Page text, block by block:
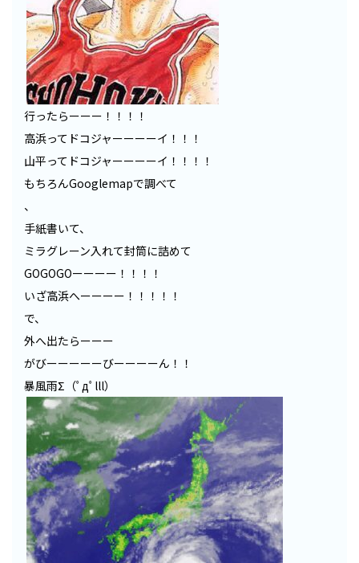
行ったらーーー！！！！
高浜ってドコジャーーーーイ！！！
山平ってドコジャーーーーイ！！！！
もちろんGooglemapで調べて
、
手紙書いて、
ミラグレーン入れて封筒に詰めて
GOGOGOーーーー！！！！
いざ高浜へーーーー！！！！！
で、
外へ出たらーーー
がびーーーーーびーーーーん！！
暴風雨Σ（ﾟдﾟlll）